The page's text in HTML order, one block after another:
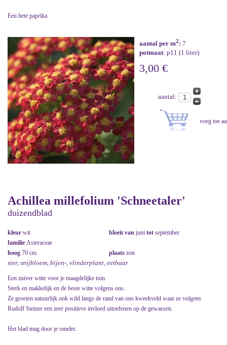
Een hete paprika.
aantal per m2: 7
potmaat: p11 (1 liter)
3,00 €
aantal:
Achillea millefolium 'Schneetaler'
duizendblad
kleur wit bloeit van juni tot september
familie Asteraceae
hoog 70 cm plaats zon
sier, snijbloem, bijen-, vlinderplant, eetbaar
Een zuiver witte voor je maagdelijke tuin.
Sterk en makkelijk en de beste witte volgens ons.
Ze groeien natuurlijk ook wild langs de rand van ons kweekveld waar ze volgens
Rudolf Steiner een zeer positieve invloed uitoefenen op de gewassen.
Het blad mag door je omelet.